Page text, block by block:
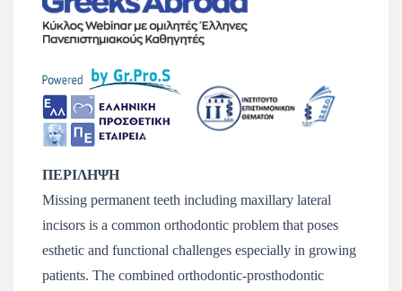
ΠΕΡΙΛΗΨΗ
Missing permanent teeth including maxillary lateral
incisors is a common orthodontic problem that poses
esthetic and functional challenges especially in growing
patients. The combined orthodontic-prosthodontic